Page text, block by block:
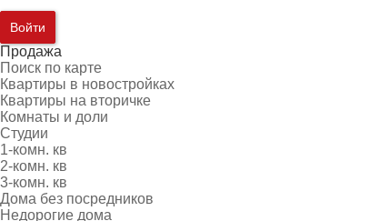
Войти
Продажа
Поиск по карте
Квартиры в новостройках
Квартиры на вторичке
Комнаты и доли
Студии
1-комн. кв
2-комн. кв
3-комн. кв
Дома без посредников
Недорогие дома